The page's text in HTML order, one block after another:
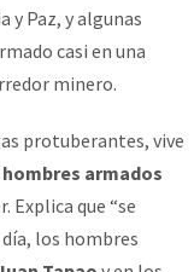
y Paz, y algunas
casi en una
minero.
protuberantes, vive
armados
Explica que “se
los hombres